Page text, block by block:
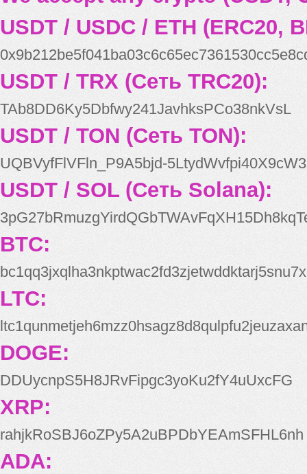
USDT / USDC / ETH (ERC20,
USDT / TRX (Сеть TRC20):
TAb8DD6Ky5Dbfwy241JavhksPCo38nkVsL
USDT / TON (Сеть TON):
UQBVyfFlVFln_P9A5bjd-
USDT / SOL (Сеть Solana):
BTC:
bc1qq3jxqlha3nkptwac2fd3zjetwddktarj5snu7x
LTC:
DOGE:
DDUycnpS5H8JRvFipgc3yoKu2fY4uUxcFG
XRP:
rahjkRoSBJ6oZPy5A2uBPDbYEAmSFHL6nh
ADA: